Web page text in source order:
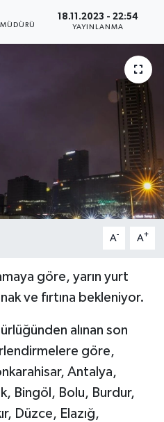
18.11.2023 - 22:54
YAYINLANMA
A- A+
göre, yarın yurt
ve fırtına bekleniyor.
alınan son
göre,
Antalya,
Bingöl, Bolu, Burdur,
Düzce, Elazığ,